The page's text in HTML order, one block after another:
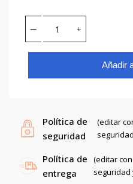
Añadir
Política de
seguridad
(editar
Política de
entrega
(editar
seguridad